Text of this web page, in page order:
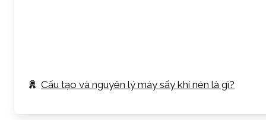
Cấu tạo và nguyên lý máy sấy khí nén là gì?